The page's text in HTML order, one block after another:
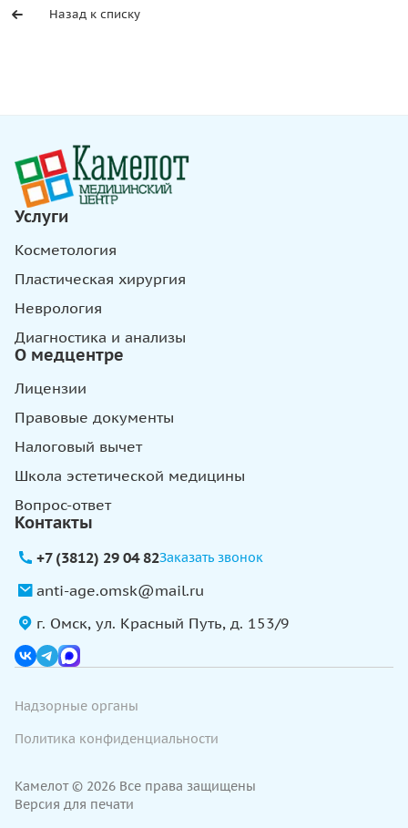
Назад к списку
Услуги
Косметология
Пластическая хирургия
Неврология
Диагностика и анализы
О медцентре
Лицензии
Правовые документы
Налоговый вычет
Школа эстетической медицины
Вопрос-ответ
Контакты
+7 (3812) 29 04 82Заказать звонок
anti-age.omsk@mail.ru
г. Омск, ул. Красный Путь, д. 153/9
Надзорные органы
Политика конфиденциальности
Камелот © 2026 Все права защищены
Версия для печати